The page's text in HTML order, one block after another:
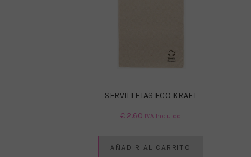
SERVILLETAS ECO KRAFT
€ 2.60 IVA Incluido
AÑADIR AL CARRITO